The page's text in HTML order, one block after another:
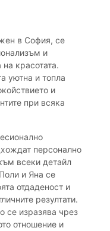
в София, се
и
красотата.
уютна и топла
и
при всяка
персонално
всеки детайл
и Яна се
отдаденост и
резултати.
се изразява чрез
отношение и